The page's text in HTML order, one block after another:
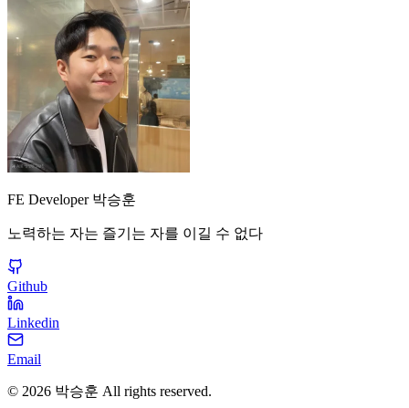
FE Developer 박승훈
노력하는 자는 즐기는 자를 이길 수 없다
Github
Linkedin
Email
© 2026 박승훈 All rights reserved.